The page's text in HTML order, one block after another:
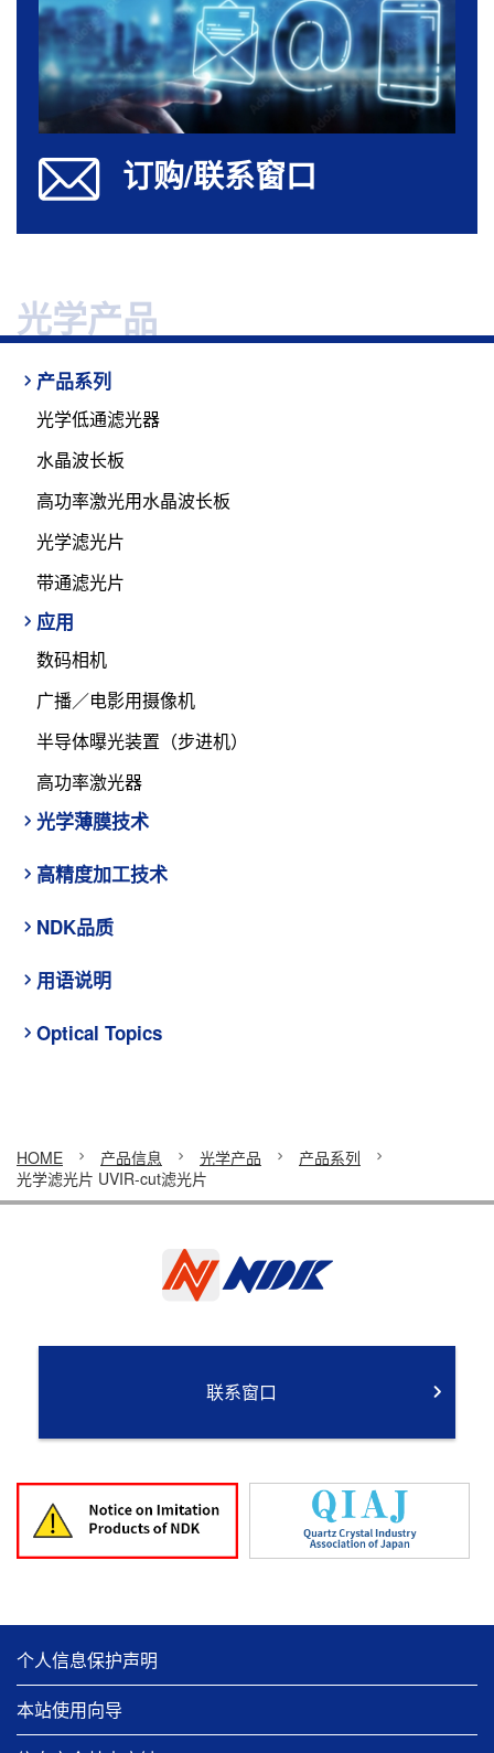
订购/联系窗口
光学产品
产品系列
光学低通滤光器
水晶波长板
高功率激光用水晶波长板
光学滤光片
带通滤光片
应用
数码相机
广播／电影用摄像机
半导体曝光装置（步进机）
高功率激光器
光学薄膜技术
高精度加工技术
NDK品质
用语说明
Optical Topics
HOME 产品信息 光学产品
产品系列
光学滤光片 UVIR-cut滤光片
联系窗口
个人信息保护声明
本站使用向导